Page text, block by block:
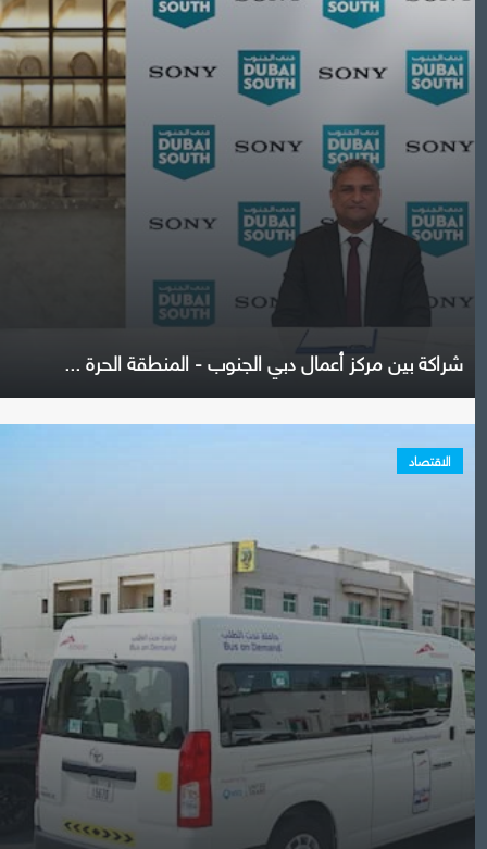
شراكة بين مركز أعمال دبي الجنوب - المنطقة الحرة ...
الاقتصاد